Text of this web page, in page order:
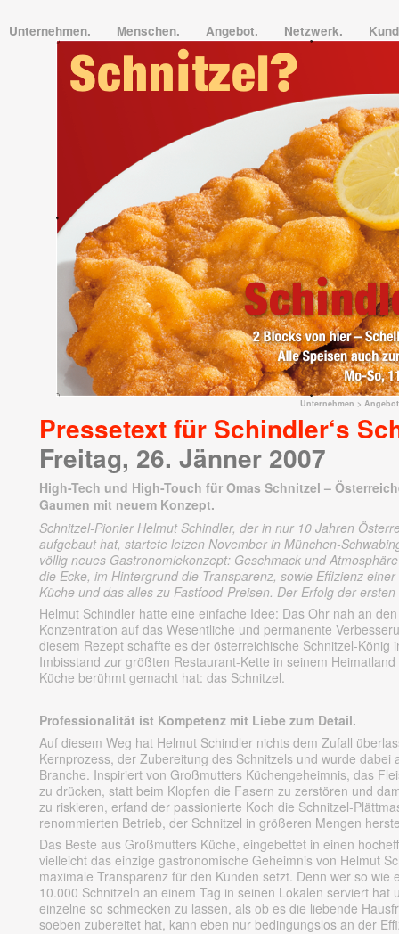
Unternehmen. Menschen. Angebot. Netzwerk.
Pressetext für Schindler‘s
Freitag, 26. Jänner 2007
High-Tech und High-Touch für Omas Schnitzel –
Gaumen mit neuem Konzept.
Schnitzel-Pionier Helmut Schindler, der in nur 10 Jahren
aufgebaut hat, startete letzen November in München-
völlig neues Gastronomiekonzept: Geschmack und
die Ecke, im Hintergrund die Transparenz, sowie Effizienz
Küche und das alles zu Fastfood-Preisen. Der Erfolg der
Helmut Schindler hatte eine einfache Idee: Das Ohr nah an
Konzentration auf das Wesentliche und permanente
diesem Rezept schaffte es der österreichische Schnitzel-König
Imbisstand zur größten Restaurant-Kette in seinem
Küche berühmt gemacht hat: das Schnitzel.
Professionalität ist Kompetenz mit Liebe zum Detail.
Auf diesem Weg hat Helmut Schindler nichts dem Zufall
Kernprozess, der Zubereitung des Schnitzels und wurde dabei
Branche. Inspiriert von Großmutters Küchengeheimnis, das
zu drücken, statt beim Klopfen die Fasern zu zerstören und
zu riskieren, erfand der passionierte Koch die Schnitzel-
renommierten Betrieb, der Schnitzel in größeren Mengen
Das Beste aus Großmutters Küche, eingebettet in einen
vielleicht das einzige gastronomische Geheimnis von Helmut
maximale Transparenz für den Kunden setzt. Denn wer so wie
10.000 Schnitzeln an einem Tag in seinen Lokalen serviert hat
einzelne so schmecken zu lassen, als ob es die liebende
soeben zubereitet hat, kann eben nur bedingungslos an der
Unternehmen > Angebot